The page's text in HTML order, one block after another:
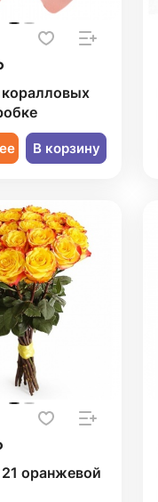
коралловых
В корзину
21 оранжевой